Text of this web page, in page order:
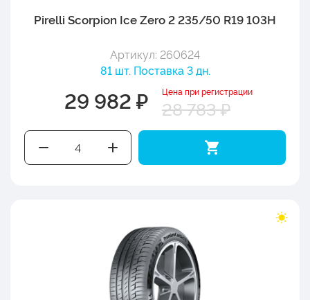
Pirelli Scorpion Ice Zero 2 235/50 R19 103H
Артикул: 260624
81 шт. Поставка 3 дн.
29 982 ₽ Цена при регистрации
28 783 ₽